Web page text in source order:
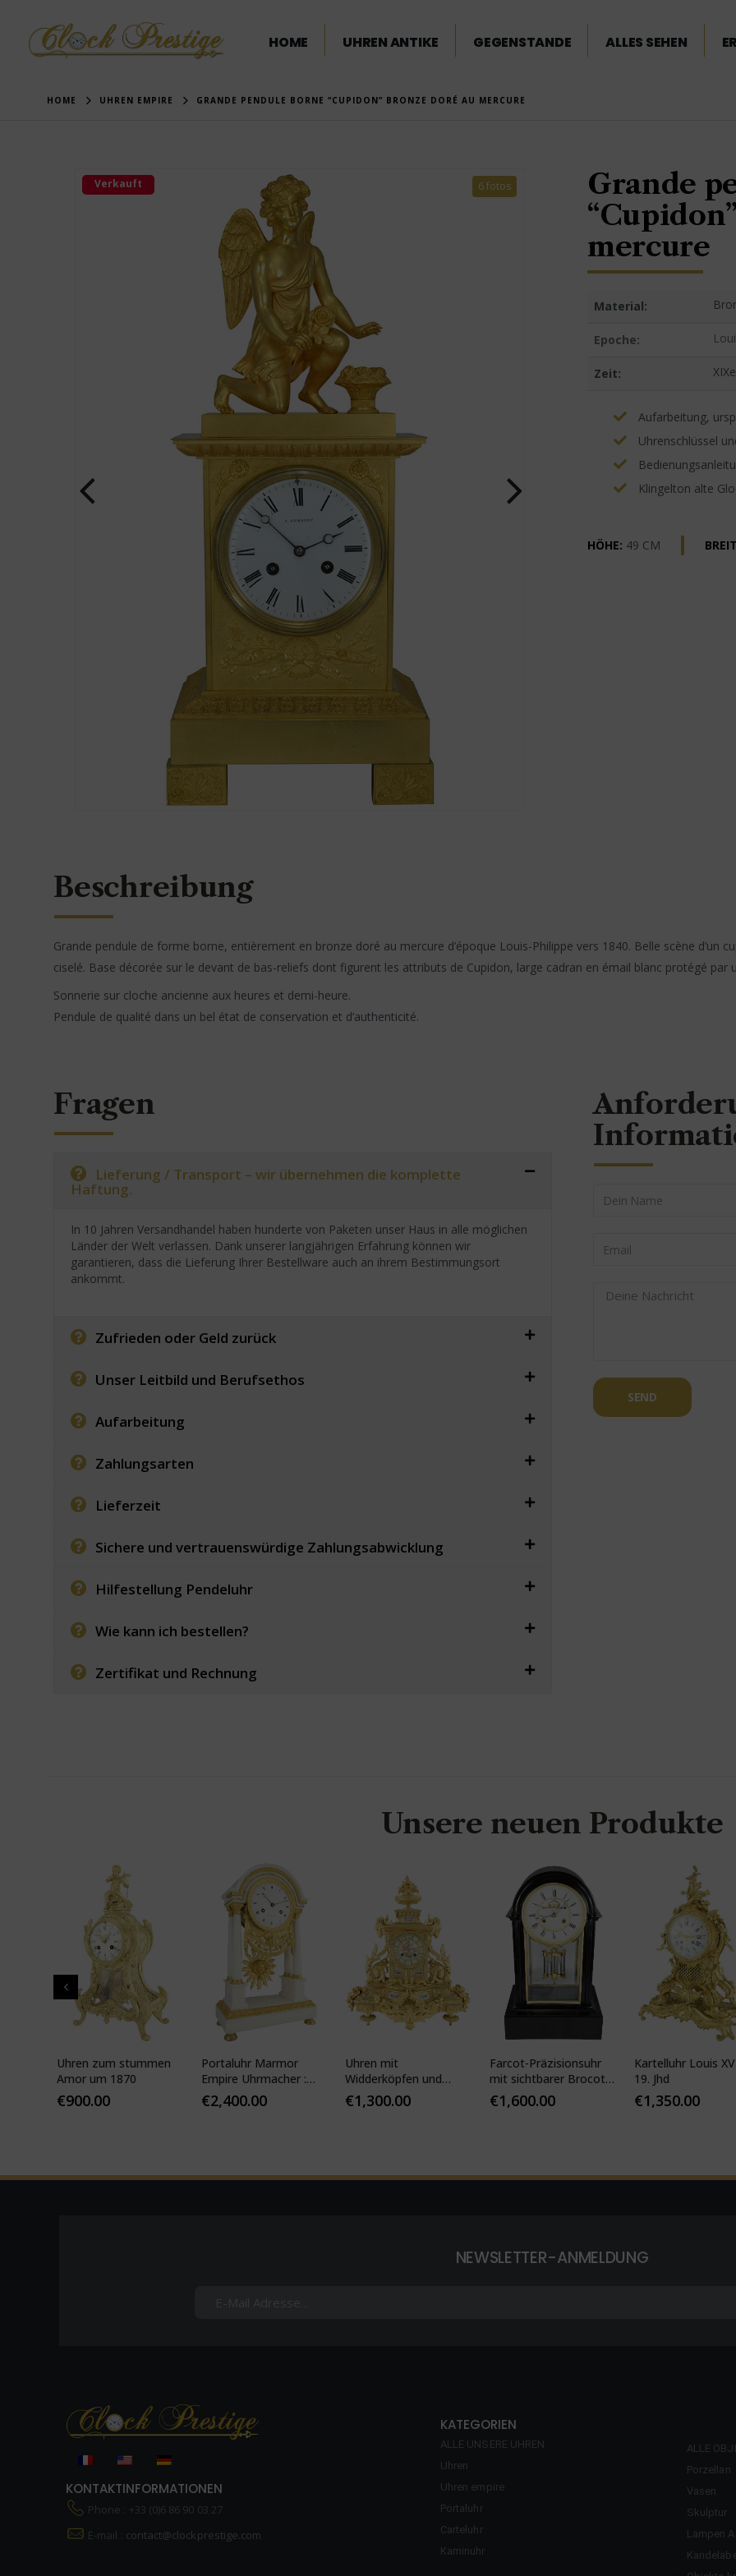
HOME UHREN ANTIKE GEGENSTANDE ALLES SEHEN
HOME UHREN EMPIRE GRANDE PENDULE BORNE “CUPIDON” BRONZE DORÉ AU MERCURE
6 fotos
Verkauft
Grande
mercure
Material:
Epoche:
Zeit:
Aufarbeitung,
Uhrenschlüssel
Klingelton alte
HÖHE: 49 CM
Beschreibung
Grande pendule de forme borne, entièrement en bronze doré au mercure d’époque Louis-Philippe vers 1840. Belle scène d’un
ciselé. Base décorée sur le devant de bas-reliefs dont figurent les attributs de Cupidon, large cadran en émail blanc protégé par
Sonnerie sur cloche ancienne aux heures et demi-heure.
Pendule de qualité dans un bel état de conservation et d’authenticité.
Fragen
Lieferung / Transport – wir übernehmen die komplette
Haftung.
In 10 Jahren Versandhandel haben hunderte von Paketen unser Haus in alle möglichen
Länder der Welt verlassen. Dank unserer langjährigen Erfahrung können wir
garantieren, dass die Lieferung Ihrer Bestellware auch an ihrem Bestimmungsort
ankommt.
Zufrieden oder Geld zurück
Unser Leitbild und Berufsethos
Aufarbeitung
Zahlungsarten
Lieferzeit
Sichere und vertrauenswürdige Zahlungsabwicklung
Hilfestellung Pendeluhr
Wie kann ich bestellen?
Zertifikat und Rechnung
SEND
Unsere neuen Produkte
Uhren zum stummen
Amor um 1870
€900.00
Portaluhr Marmor
Empire Uhrmacher :
VEIBEL 1810
€2,400.00
Uhren mit
Widderköpfen und
Pariser Porzellan
€1,300.00
Farcot-Präzisionsuhr
mit sichtbarer Brocot-
Hemmung
€1,600.00
Kartelluhr Louis
19. Jhd
€1,350.00
NEWSLETTER-ANMELDUNG
KONTAKTINFORMATIONEN
Phone : +33 (0)6 86 90 03 27
E-mail : contact@clockprestige.com
KATEGORIEN
ALLE UNSERE UHREN
Uhren
Uhren empire
Portaluhr
Carteluhr
Kaminuhr
ALLE
Porzellan
Vasen
Skulptur
Lampen